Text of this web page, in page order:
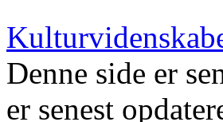
Denne side er
er senest